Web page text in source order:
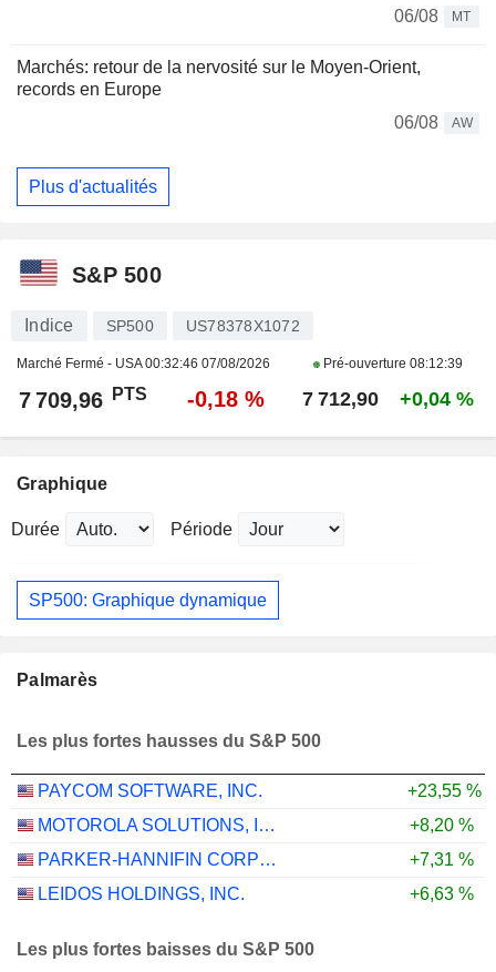
06/08
MT
Marchés: retour de la nervosité sur le Moyen-Orient,
records en Europe
06/08
AW
Plus d'actualités
S&P 500
Indice SP500 US78378X1072
Marché Fermé - USA00:32:46 07/08/2026 Pré-ouverture 08:12:39
7 709,96 PTS -0,18 % 7 712,90 +0,04 %
Graphique
Durée Période
SP500: Graphique dynamique
Palmarès
Les plus fortes hausses du S&P 500
PAYCOM SOFTWARE, INC.
+23,55 %
MOTOROLA SOLUTIONS, INC.
+8,20 %
PARKER-HANNIFIN CORPORATION
+7,31 %
LEIDOS HOLDINGS, INC.
+6,63 %
Les plus fortes baisses du S&P 500